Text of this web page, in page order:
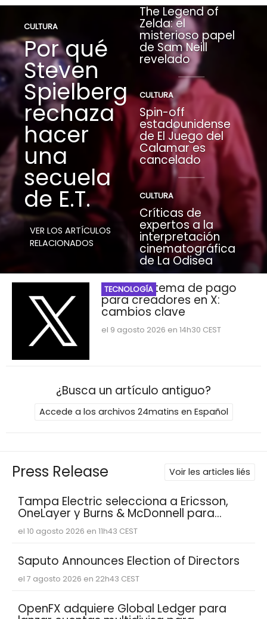
CULTURA
Por qué
Steven
Spielberg
rechaza
hacer
una
secuela
de E.T.
VER LOS ARTÍCULOS
RELACIONADOS
The Legend of
Zelda: el
misterioso papel
de Sam Neill
revelado
CULTURA
Spin-off
estadounidense
de El Juego del
Calamar es
cancelado
CULTURA
Críticas de
expertos a la
interpretación
cinematográfica
de La Odisea
TECNOLOGÍA
Nuevo sistema de pago
para creadores en X:
cambios clave
el 9 agosto 2026 en 14h30 CEST
¿Busca un artículo antiguo?
Accede a los archivos 24matins en Español
Press Release Voir les articles liés
Tampa Electric selecciona a Ericsson,
OneLayer y Burns & McDonnell para
implementar, gestionar y proteger su
red privada LTE
el 10 agosto 2026 en 11h43 CEST
Saputo Announces Election of Directors
el 7 agosto 2026 en 22h43 CEST
OpenFX adquiere Global Ledger para